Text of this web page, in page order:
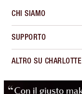
CHI SIAMO
SUPPORTO
ALTRO SU CHARLOTTE